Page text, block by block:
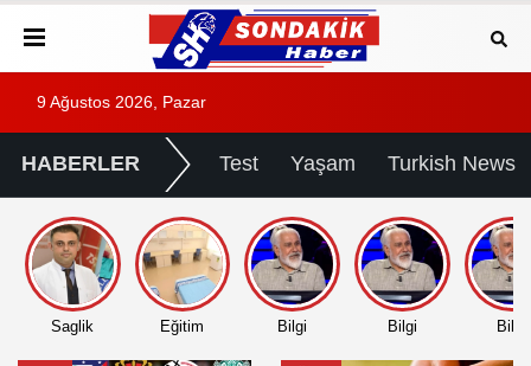
9 Ağustos 2026, Pazar
HABERLER Test Yaşam Turkish News
Saglik Eğitim Bilgi Bilgi Bilgi